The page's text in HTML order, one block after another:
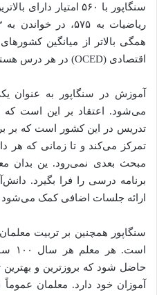
سنگاپور با ۵۶۰ امتیار
همگی بالاتر از میانگین
اقتصادی (OCED) در هر درس هستند.
آموزش در سنگاپور به عنوان
می‌شود. اعتقاد بر این است که
تدریس در این کشور است که بر
تمرکز می‌کند و تا زمانی که هر
مبحث بعدی نمی‌رود. ین بدان
برنامه درسی را فرا بگیرد.
ارائه جلسات اضافی کمک می‌شود
سنگاپور همچنین بر تربیت
حاضل شود که بروزترین و
آموزان خود دارد. معلمان